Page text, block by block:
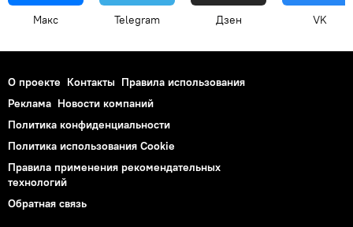
Макс Telegram Дзен VK
О проекте Контакты Правила использования
Реклама Новости компаний
Политика конфиденциальности
Политика использования Cookie
Правила применения рекомендательных
технологий
Обратная связь